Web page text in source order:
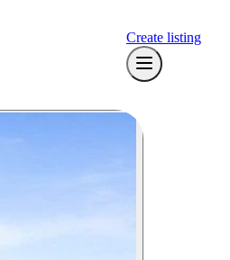
Create listing